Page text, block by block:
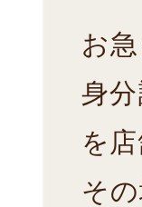
お
身
を
そ